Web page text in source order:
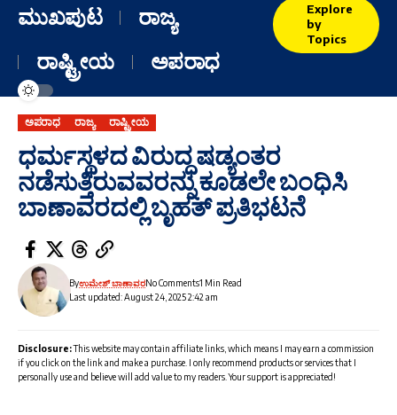
ಮುಖಪುಟ
ರಾಜ್ಯ
ರಾಷ್ಟ್ರೀಯ
ಅಪರಾಧ
Explore
by
Topics
ಅಪರಾಧ ರಾಜ್ಯ ರಾಷ್ಟ್ರೀಯ
ಧರ್ಮಸ್ಥಳದ ವಿರುದ್ಧ ಷಡ್ಯಂತರ
ನಡೆಸುತ್ತಿರುವವರನ್ನು ಕೂಡಲೇ ಬಂಧಿಸಿ
ಬಾಣಾವರದಲ್ಲಿ ಬೃಹತ್ ಪ್ರತಿಭಟನೆ
Last updated: August 24, 2025 2:42 am
Byಉಮೇಶ್ ಬಾಣಾವರNo Comments1 Min Read
Disclosure:This website may contain affiliate links, which means I may earn a commission
if you click on the link and make a purchase. I only recommend products or services that I
personally use and believe will add value to my readers. Your support is appreciated!